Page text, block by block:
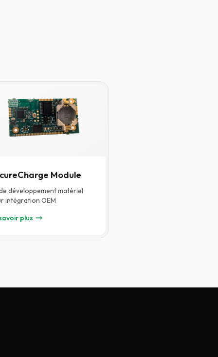
Module
développement matériel
intégration OEM
Module —
plus